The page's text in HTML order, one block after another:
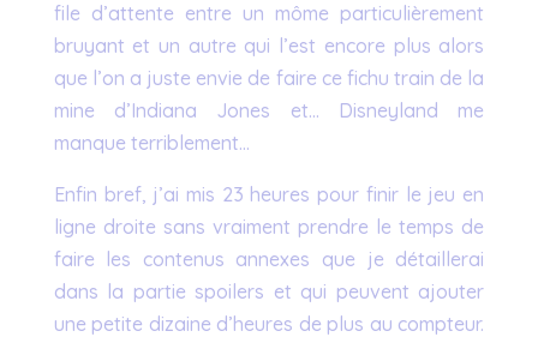
file d’attente entre un môme particulièrement
bruyant et un autre qui l’est encore plus alors
que l’on a juste envie de faire ce fichu train de la
mine d’Indiana Jones et… Disneyland me
manque terriblement…
Enfin bref, j’ai mis 23 heures pour finir le jeu en
ligne droite sans vraiment prendre le temps de
faire les contenus annexes que je détaillerai
dans la partie spoilers et qui peuvent ajouter
une petite dizaine d’heures de plus au compteur.